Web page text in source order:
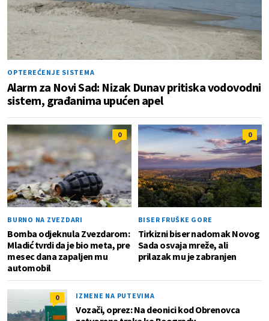
OPTEREĆENJE SISTEMA
Alarm za Novi Sad: Nizak Dunav pritiska vodovodni
sistem, građanima upućen apel
0
BURNO NA ZVEZDARI
Bomba odjeknula Zvezdarom:
Mladić tvrdi da je bio meta, pre
mesec dana zapaljen mu
automobil
0
BISER FRUŠKE GORE
Tirkizni biser nadomak Novog
Sada osvaja mreže, ali
prilazak mu je zabranjen
0 IZMENE NA PUTEVIMA
Vozači, oprez: Na deonici kod Obrenovca